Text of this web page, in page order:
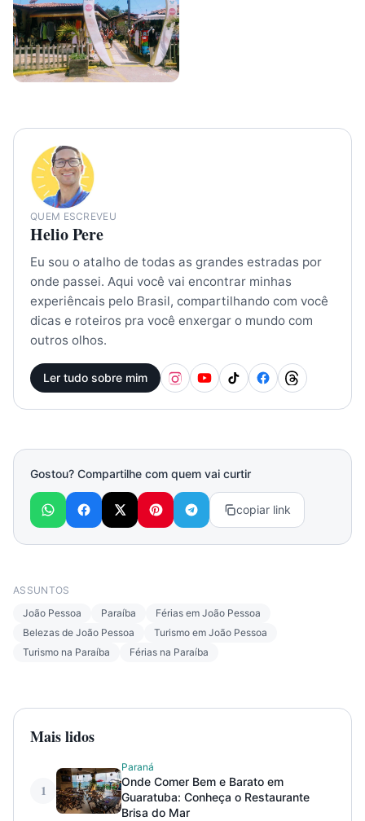
QUEM ESCREVEU
Helio Pere
Eu sou o atalho de todas as grandes estradas por
onde passei. Aqui você vai encontrar minhas
experiêncais pelo Brasil, compartilhando com você
dicas e roteiros pra você enxergar o mundo com
outros olhos.
Ler tudo sobre mim
Gostou? Compartilhe com quem vai curtir
copiar link
ASSUNTOS
João Pessoa
Paraíba
Férias em João Pessoa
Belezas de João Pessoa
Turismo em João Pessoa
Turismo na Paraíba
Férias na Paraíba
Mais lidos
1
Paraná
Onde Comer Bem e Barato em
Guaratuba: Conheça o Restaurante
Brisa do Mar